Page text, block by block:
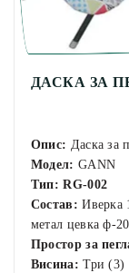
ДАСКА ЗА
Опис: Даска за
Модел: GANN
Тип: RG-002
Состав: Иверка
метал цевка ф-
Простор за
Висина: Три (3)